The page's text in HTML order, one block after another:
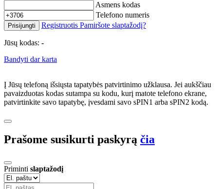
Asmens kodas
Telefono numeris
Prisijungti Registruotis Pamiršote slaptažodį?
Jūsų kodas: -
Bandyti dar karta
Į Jūsų telefoną išsiųsta tapatybės patvirtinimo užklausa. Jei aukščiau
pavaizduotas kodas sutampa su kodu, kurį matote telefono ekrane,
patvirtinkite savo tapatybę, įvesdami savo sPIN1 arba sPIN2 kodą.
Prašome susikurti paskyrą čia
Priminti slaptažodį